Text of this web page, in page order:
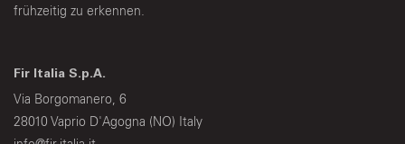
frühzeitig zu erkennen.
Fir Italia S.p.A.
Via Borgomanero, 6
28010 Vaprio D'Agogna (NO) Italy